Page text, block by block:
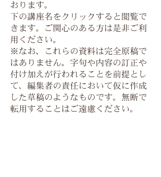
おります。
下の講座名をクリックすると閲覧で
きます。ご関心のある方は是非ご利
用ください。
※なお、これらの資料は完全原稿で
はありません。字句や内容の訂正や
付け加えが行われることを前提とし
て、編集者の責任において仮に作成
した草稿のようなものです。無断で
転用することはご遠慮ください。